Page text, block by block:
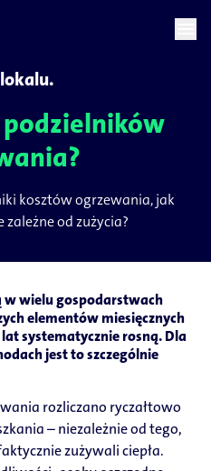
podzielników
kosztów ogrzewania, jak
od zużycia?
wielu gospodarstwach
elementów miesięcznych
systematycznie rosną. Dla
jest to szczególnie
rozliczano ryczałtowo
– niezależnie od tego,
zużywali ciepła.